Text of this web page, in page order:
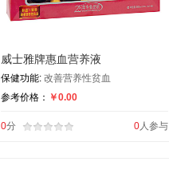
威士雅牌惠血营养液
保健功能: 改善营养性贫血
参考价格： ￥0.00
0人参与
0分